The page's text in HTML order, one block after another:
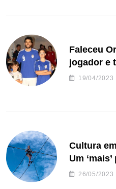
Faleceu
jogador e
de19/04/2023
Cultura
Um
26/05/2023